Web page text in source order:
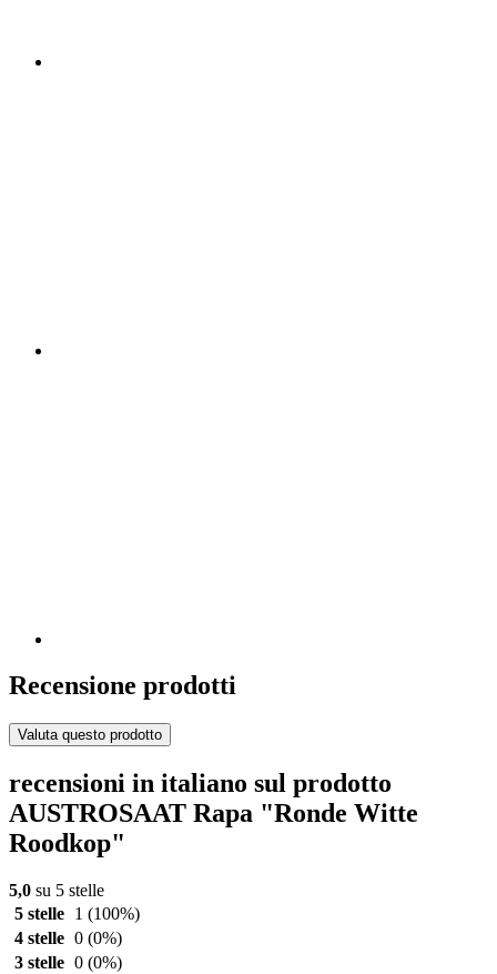
Recensione prodotti
Valuta questo prodotto
recensioni in italiano sul prodotto
AUSTROSAAT Rapa "Ronde Witte
Roodkop"
5,0 su 5 stelle
5 stelle
1 (100%)
4 stelle 0 (0%)
3 stelle 0 (0%)